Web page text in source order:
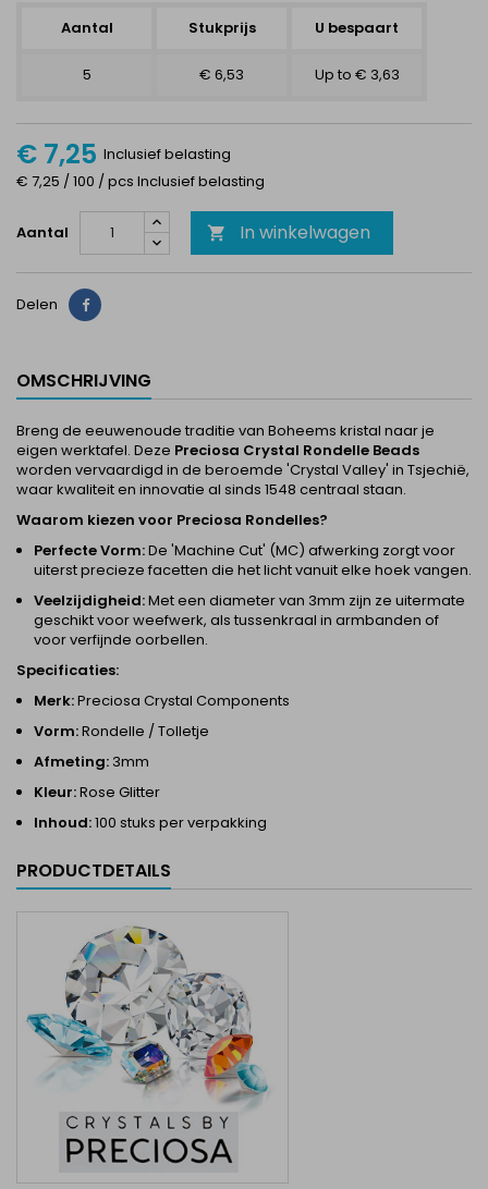
Aantal Stukprijs U bespaart
5 € 6,53 Up to € 3,63
€ 7,25 Inclusief belasting
€ 7,25 / 100 / pcs Inclusief belasting
Aantal  In winkelwagen
Delen Delen
OMSCHRIJVING
Breng de eeuwenoude traditie van Boheems kristal naar je
eigen werktafel. Deze Preciosa Crystal Rondelle Beads
worden vervaardigd in de beroemde 'Crystal Valley' in Tsjechië,
waar kwaliteit en innovatie al sinds 1548 centraal staan.
Waarom kiezen voor Preciosa Rondelles?
Perfecte Vorm:De 'Machine Cut' (MC) afwerking zorgt voor
uiterst precieze facetten die het licht vanuit elke hoek vangen.
Veelzijdigheid:Met een diameter van 3mm zijn ze uitermate
geschikt voor weefwerk, als tussenkraal in armbanden of
voor verfijnde oorbellen.
Specificaties:
Merk:Preciosa Crystal Components
Vorm:Rondelle / Tolletje
Afmeting: 3mm
Kleur:Rose Glitter
Inhoud:100 stuks per verpakking
PRODUCTDETAILS